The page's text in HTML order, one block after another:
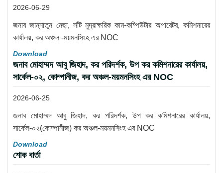
2026-06-29
জনাব জান্নাতুন নেছা, সাঁট মুদ্রাক্ষরিক কাম-কম্পিউটার অপারেটর, কমিশনারের
কার্যালয়, কর অঞ্চল -ময়মনসিংহ এর NOC
Download
জনাব মোহাম্মদ আবু জিহাদ, কর পরিদর্শক, উপ কর কমিশনারের কার্যালয়,
সার্কেল-০২, কোম্পানীজ, কর অঞ্চল-ময়মনসিংহ এর NOC
2026-06-25
জনাব মোহাম্মদ আবু জিহাদ, কর পরিদর্শক, উপ কর কমিশনারের কার্যালয়,
সার্কেল-০২(কোম্পানীজ) কর অঞ্চল-ময়মনসিংহ এর NOC
Download
শোক বার্তা